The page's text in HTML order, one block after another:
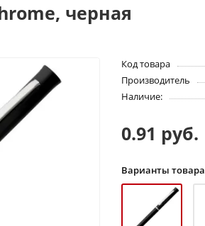
черная
Код товара
Производитель
Наличие:
0.91 руб.
Варианты товара